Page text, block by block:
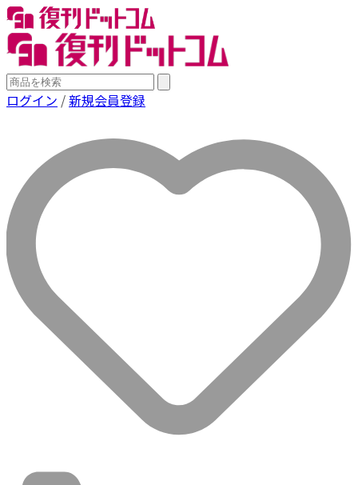
ログイン /新規会員登録